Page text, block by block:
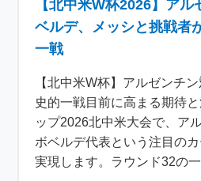
【北中米W杯2026】ア
ベルデ、メッシと挑戦者
一戦
【北中米W杯】アルゼンチ
史的一戦目前に高まる期待
ップ2026北中米大会で、ア
ボベルデ代表という注目の
実現します。ラウンド32の